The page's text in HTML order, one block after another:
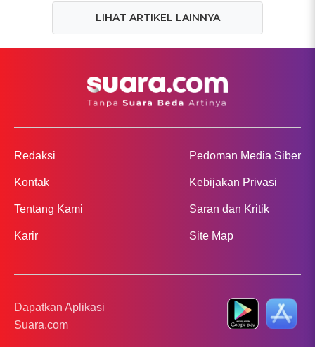
LIHAT ARTIKEL LAINNYA
Redaksi
Kontak
Tentang Kami
Karir
Pedoman Media Siber
Kebijakan Privasi
Saran dan Kritik
Site Map
Dapatkan Aplikasi
Suara.com